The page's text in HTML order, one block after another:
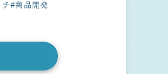
チ#商品開発